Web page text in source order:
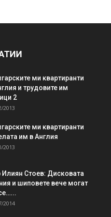
ми квартиранти
и трудовите им
2
2013
ми квартиранти
им в Англия
2013
Стоев: Дисковата
и шиповете вече могат
2014